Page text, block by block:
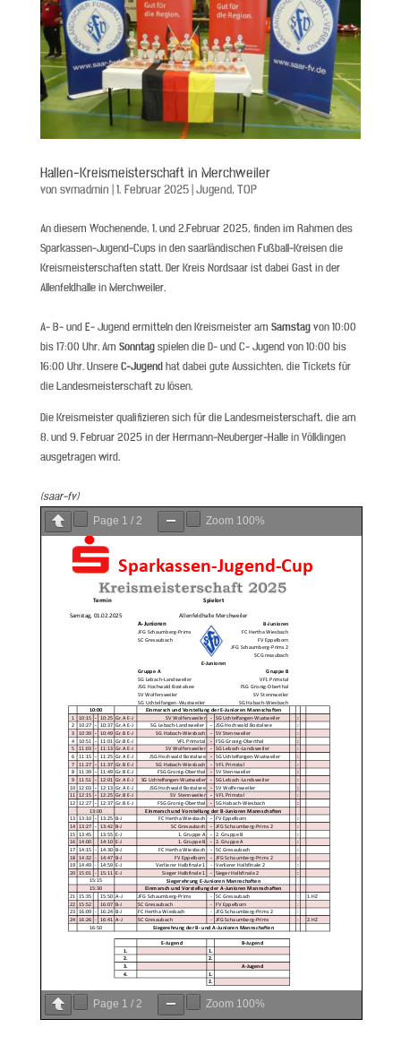
Hallen-Kreismeisterschaft in Merchweiler
von svmadmin |1. Februar 2025|Jugend,TOP
An diesem Wochenende, 1. und 2.Februar 2025, finden im Rahmen des
Sparkassen-Jugend-Cups in den saarländischen Fußball-Kreisen die
Kreismeisterschaften statt. Der Kreis Nordsaar ist dabei Gast in der
Allenfeldhalle in Merchweiler.
A- B- und E- Jugend ermitteln den Kreismeister am Samstagvon 10:00
bis 17:00 Uhr. Am Sonntagspielen die D- und C- Jugend von 10:00 bis
16:00 Uhr. UnsereC-Jugendhat dabei gute Aussichten, die Tickets für
die Landesmeisterschaft zu lösen.
Die Kreismeister qualifizieren sich für die Landesmeisterschaft, die am
8. und 9. Februar 2025 in der Hermann-Neuberger-Halle in Völklingen
ausgetragen wird.
(saar-fv)
Page 1 / 2 Zoom 100%
Page 1 / 2 Zoom 100%